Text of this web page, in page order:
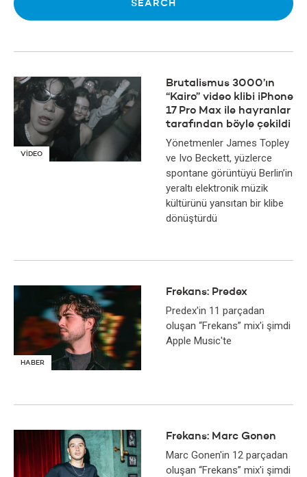
VİDEO
Brutalismus 3000’ın
“Kairo” video klibi iPhone
17 Pro Max ile hayranlar
tarafından böyle çekildi
Yönetmenler James Topley
ve Ivo Beckett, yüzlerce
spontane görüntüyü Berlin’in
yeraltı elektronik müzik
kültürünü yansıtan bir klibe
dönüştürdü
HABER
Frekans: Predex
Predex'in 11 parçadan
oluşan “Frekans” mix'i şimdi
Apple Music'te
Frekans: Marc Gonen
Marc Gonen'in 12 parçadan
oluşan “Frekans” mix'i şimdi